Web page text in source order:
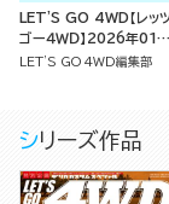
LET'S GO 4WD【レッ
ゴー４ＷＤ】2026年01月
号LET'S GO 4WD編集部
シリーズ作品